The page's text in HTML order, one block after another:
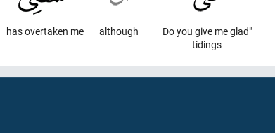
"Do you give me glad
tidings
although
has overtaken me